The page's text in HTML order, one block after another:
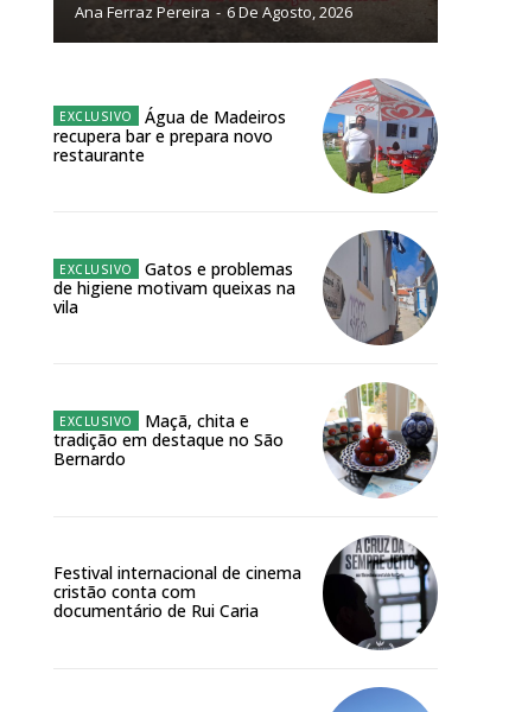
ANUAL
online
Ana Ferraz Pereira - 6 De Agosto, 2026
Água de Madeiros
recupera bar e prepara novo
restaurante
Gatos e problemas
de higiene motivam queixas na
vila
Maçã, chita e
tradição em destaque no São
Bernardo
Festival internacional de cinema
cristão conta com
documentário de Rui Caria